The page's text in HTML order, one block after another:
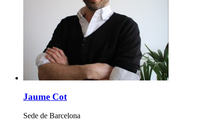
Jaume Cot
Sede de Barcelona